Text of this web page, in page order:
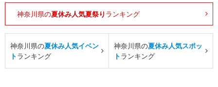
神奈川県の夏休み人気夏祭り ランキング
神奈川県の夏休み人気イベン
トランキング
神奈川県の夏休み人気スポッ
トランキング